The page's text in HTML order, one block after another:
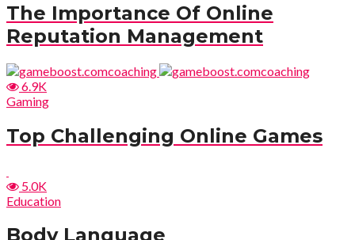
The Importance Of Online
Reputation Management
6.9K
Gaming
Top Challenging Online Games
5.0K
Education
Body Language